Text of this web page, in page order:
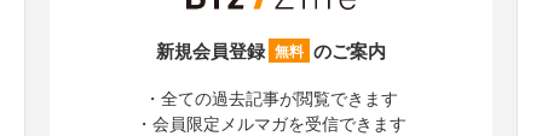
新規会員登録 無料 のご案内
・全ての過去記事が閲覧できます
・会員限定メルマガを受信できます